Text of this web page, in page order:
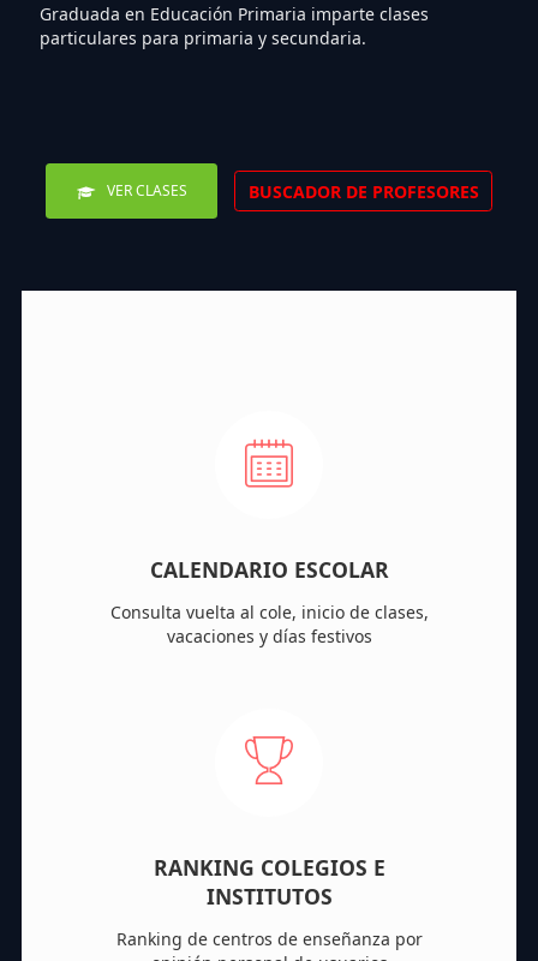
Graduada en Educación Primaria imparte clases
particulares para primaria y secundaria.
VER CLASES BUSCADOR DE PROFESORES
CALENDARIO ESCOLAR
Consulta vuelta al cole, inicio de clases,
vacaciones y días festivos
RANKING COLEGIOS E
INSTITUTOS
Ranking de centros de enseñanza por